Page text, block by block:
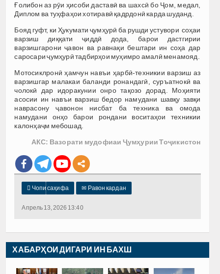
Ғолибон аз рӯи ҳисоби даставӣ ва шахсӣ бо Ҷом, медал,
Диплом ва туҳфаҳои хотиравӣ қадрдонӣ карда шуданд.
Бояд гуфт, ки Ҳукумати ҷумҳурӣ ба рушди устувори соҳаи
варзиш диққати ҷиддӣ дода, барои дастгирии
варзишгарони ҷавон ва равнақи бештари ин соҳа дар
саросари ҷумҳурӣ тадбирҳои муҳимро амалӣ менамояд.
Мотосиклронӣ ҳамчун навъи ҳарбӣ-техникии варзиш аз
варзишгар малакаи баланди ронандагӣ, суръатнокӣ ва
чолокӣ дар идоракунии онро тақозо дорад. Моҳияти
асосии ин навъи варзиш бедор намудани шавқу завқи
наврасону ҷавонон нисбат ба техника ва омода
намудани онҳо барои рондани воситаҳои техникии
калонҳаҷм мебошад.
АКС: Вазорати мудофиаи Ҷумҳурии Тоҷикистон
 Чопи саҳифа ✉ Равон кардан
Апрель 13, 2026 13:40
ХАБАРҲОИ ДИГАРИ ИН БАХШ